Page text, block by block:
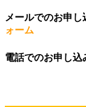
メールでのお申
ォーム
電話でのお申し込